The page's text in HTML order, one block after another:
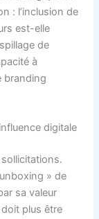
: l’inclusion de
est-elle
de
à
branding
digitale
» de
sa valeur
plus être